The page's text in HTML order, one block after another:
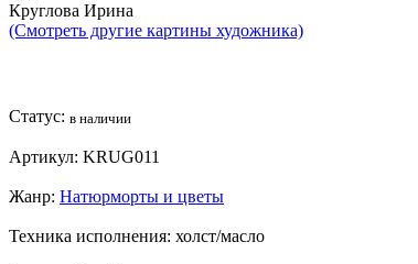
Круглова Ирина
(Смотреть другие картины художника)
Статус: в наличии
Артикул: KRUG011
Жанр: Натюрморты и цветы
Техника исполнения: холст/масло